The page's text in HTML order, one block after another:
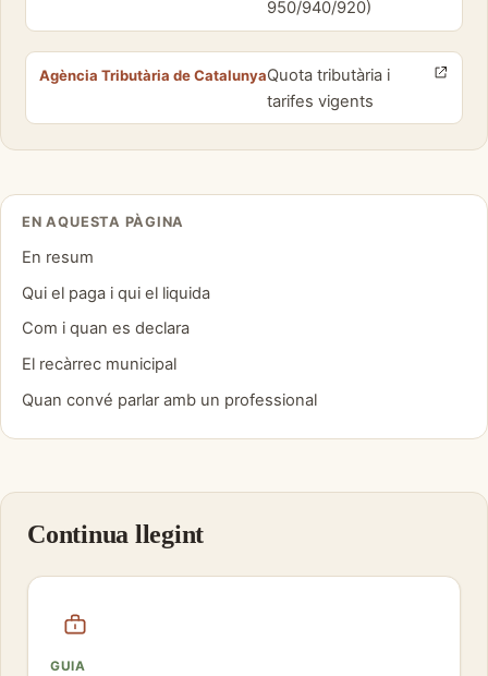
950/940/920)
Agència Tributària de CatalunyaQuota tributària i
tarifes vigents
EN AQUESTA PÀGINA
En resum
Qui el paga i qui el liquida
Com i quan es declara
El recàrrec municipal
Quan convé parlar amb un professional
Continua llegint
GUIA